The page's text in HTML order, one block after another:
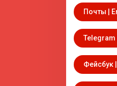
Почты |
Telegram
Фейсбук